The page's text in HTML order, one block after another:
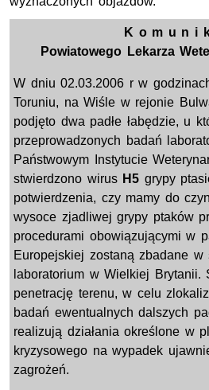
K o m u n i
Powiatowego Lekarza
W dniu 02.03.2006 r w
Toruniu, na Wiśle w rejonie
podjęto dwa padłe łabędzie, u
przeprowadzonych badań
Państwowym Instytucie
stwierdzono wirus H5 grypy
potwierdzenia, czy mamy do
wysoce zjadliwej grypy ptaków
procedurami obowiązującymi w
Europejskiej zostaną zbadane w
laboratorium w Wielkiej Brytanii.
penetrację terenu, w celu
badań ewentualnych dalszych
realizują działania określone w
kryzysowego na wypadek
zagrożeń.